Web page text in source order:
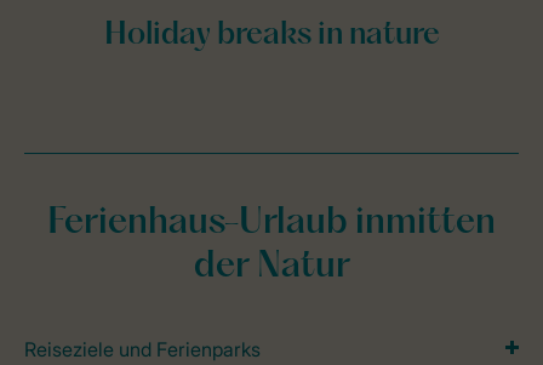
Ferienhaus-Urlaub inmitten
der Natur
Reiseziele und Ferienparks